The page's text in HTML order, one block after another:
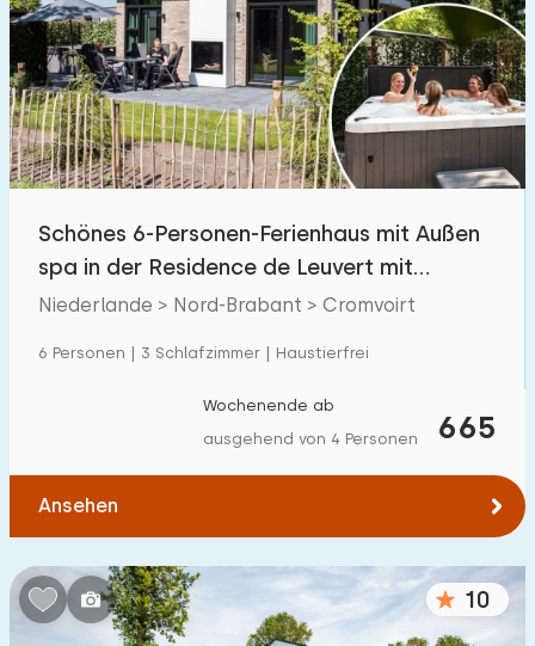
Schönes 6-Personen-Ferienhaus mit Außen
spa in der Residence de Leuvert mit
Außenpool
Niederlande > Nord-Brabant > Cromvoirt
6 Personen | 3 Schlafzimmer | Haustierfrei
665
Wochenende ab
ausgehend von 4 Personen
Ansehen
10